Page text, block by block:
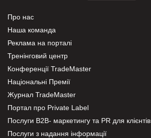
Про нас
Наша команда
Реклама на порталі
Тренінговий центр
Конференції TradeMaster
Національні Премії
Журнал TradeMaster
Портал про Private Label
Послуги В2В- маркетингу та PR для клієнтів
Послуги з надання інформації